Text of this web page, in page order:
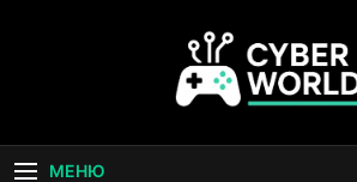
Сyber
МЕНЮ